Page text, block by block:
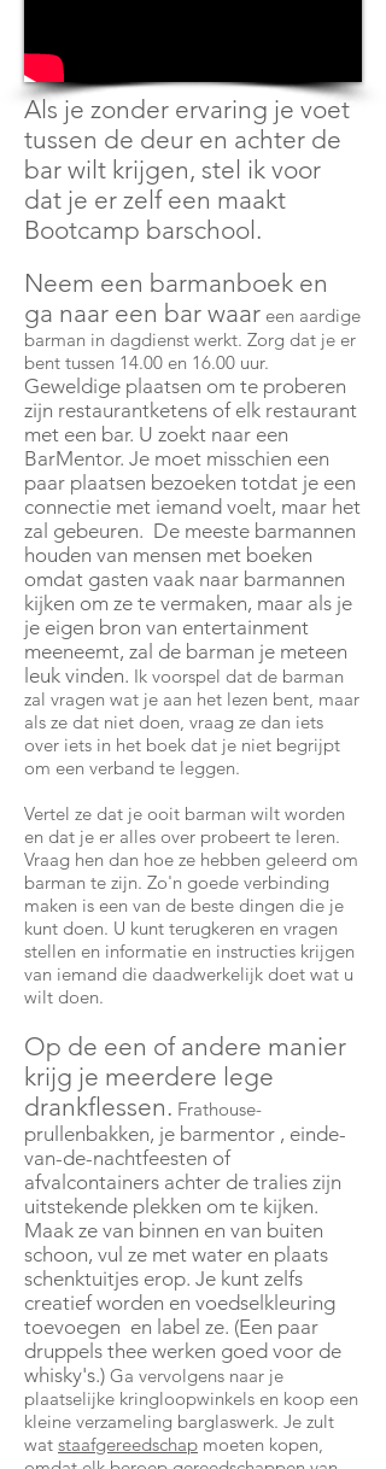
Als je zonder ervaring je voet
tussen de deur en achter de
bar wilt krijgen, stel ik voor
dat je er zelf een maakt
Bootcamp barschool.
Neem een barmanboek en
ga naar een bar waar een aardige
barman in dagdienst werkt. Zorg dat je er
bent tussen 14.00 en 16.00 uur.
Geweldige plaatsen om te proberen
zijn restaurantketens of elk restaurant
met een bar. U zoekt naar een
BarMentor. Je moet misschien een
paar plaatsen bezoeken totdat je een
connectie met iemand voelt, maar het
zal gebeuren. De meeste barmannen
houden van mensen met boeken
omdat gasten vaak naar barmannen
kijken om ze te vermaken, maar als je
je eigen bron van entertainment
meeneemt, zal de barman je meteen
leuk vinden. Ik voorspel dat de barman
zal vragen wat je aan het lezen bent, maar
als ze dat niet doen, vraag ze dan iets
over iets in het boek dat je niet begrijpt
om een verband te leggen.
Vertel ze dat je ooit barman wilt worden
en dat je er alles over probeert te leren.
Vraag hen dan hoe ze hebben geleerd om
barman te zijn. Zo'n goede verbinding
maken is een van de beste dingen die je
kunt doen. U kunt terugkeren en vragen
stellen en informatie en instructies krijgen
van iemand die daadwerkelijk doet wat u
wilt doen.
Op de een of andere manier
krijg je meerdere lege
drankflessen. Frathouse-
prullenbakken, je barmentor , einde-
van-de-nachtfeesten of
afvalcontainers achter de tralies zijn
uitstekende plekken om te kijken.
Maak ze van binnen en van buiten
schoon, vul ze met water en plaats
schenktuitjes erop. Je kunt zelfs
creatief worden en voedselkleuring
toevoegen en label ze. (Een paar
druppels thee werken goed voor de
whisky's.) Ga vervolgens naar je
plaatselijke kringloopwinkels en koop een
kleine verzameling barglaswerk. Je zult
wat staafgereedschap moeten kopen,